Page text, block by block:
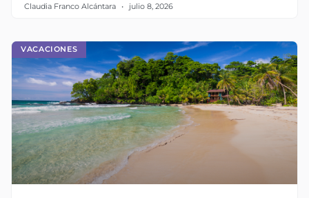
Claudia Franco Alcántara julio 8, 2026
VACACIONES